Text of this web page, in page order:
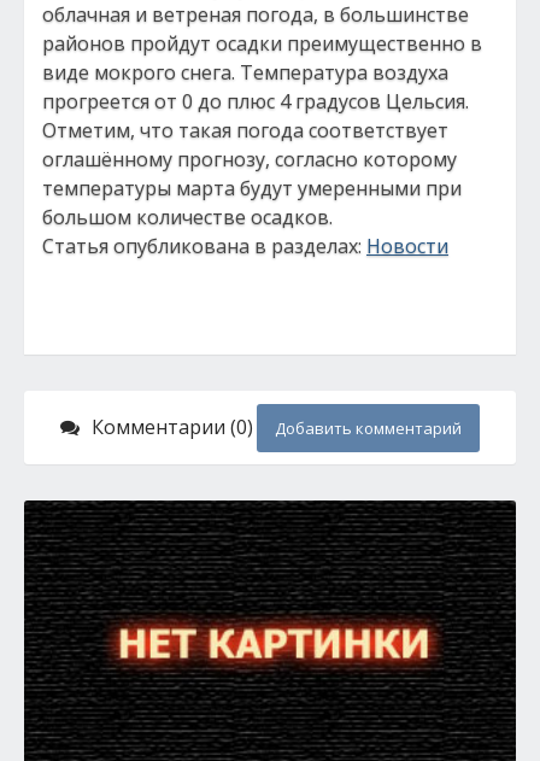
облачная и ветреная погода, в большинстве
районов пройдут осадки преимущественно в
виде мокрого снега. Температура воздуха
прогреется от 0 до плюс 4 градусов Цельсия.
Отметим, что такая погода соответствует
оглашённому прогнозу, согласно которому
температуры марта будут умеренными при
большом количестве осадков.
Статья опубликована в разделах: Новости
Комментарии (0) Добавить комментарий